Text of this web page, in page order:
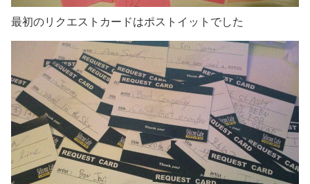
最初のリクエストカードはポストイットでした